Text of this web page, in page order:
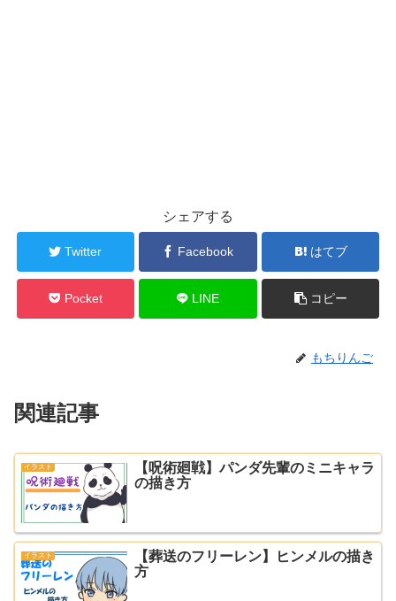
シェアする
Twitter Facebook はてブ
Pocket LINE コピー
もちりんご
関連記事
イラスト
【呪術廻戦】パンダ先輩のミニキャラ
の描き方
イラスト
【葬送のフリーレン】ヒンメルの描き
方